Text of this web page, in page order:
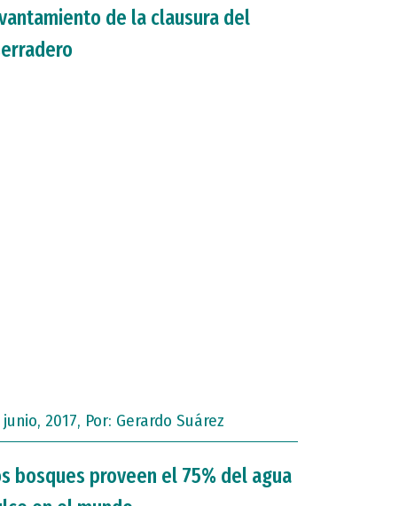
de la clausura del
2017, Por: Gerardo Suárez
bosques proveen el 75% del agua